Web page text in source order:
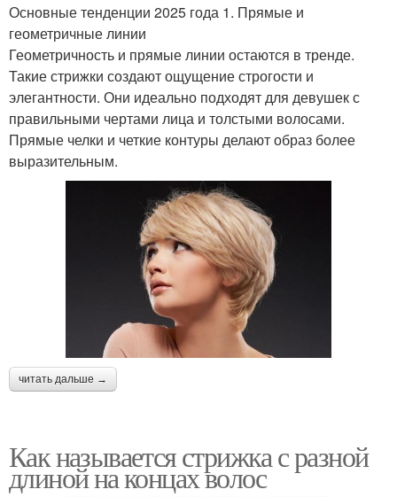
Основные тенденции 2025 года 1. Прямые и
геометричные линии
Геометричность и прямые линии остаются в тренде.
Такие стрижки создают ощущение строгости и
элегантности. Они идеально подходят для девушек с
правильными чертами лица и толстыми волосами.
Прямые челки и четкие контуры делают образ более
выразительным.
читать дальше →
Как называется стрижка с разной
длиной на концах волос